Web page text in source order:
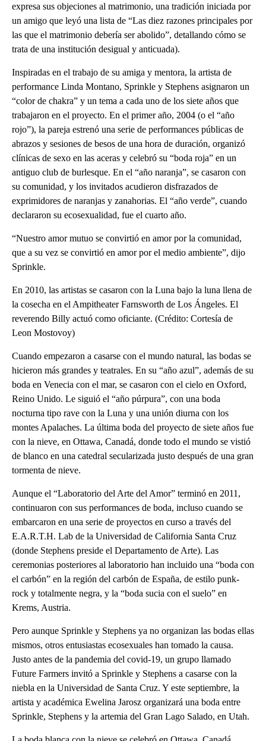
expresa sus objeciones al matrimonio, una tradición iniciada por
un amigo que leyó una lista de “Las diez razones principales por
las que el matrimonio debería ser abolido”, detallando cómo se
trata de una institución desigual y anticuada).
Inspiradas en el trabajo de su amiga y mentora, la artista de
performance Linda Montano, Sprinkle y Stephens asignaron un
“color de chakra” y un tema a cada uno de los siete años que
trabajaron en el proyecto. En el primer año, 2004 (o el “año
rojo”), la pareja estrenó una serie de performances públicas de
abrazos y sesiones de besos de una hora de duración, organizó
clínicas de sexo en las aceras y celebró su “boda roja” en un
antiguo club de burlesque. En el “año naranja”, se casaron con
su comunidad, y los invitados acudieron disfrazados de
exprimidores de naranjas y zanahorias. El “año verde”, cuando
declararon su ecosexualidad, fue el cuarto año.
“Nuestro amor mutuo se convirtió en amor por la comunidad,
que a su vez se convirtió en amor por el medio ambiente”, dijo
Sprinkle.
En 2010, las artistas se casaron con la Luna bajo la luna llena de
la cosecha en el Ampitheater Farnsworth de Los Ángeles. El
reverendo Billy actuó como oficiante. (Crédito: Cortesía de
Leon Mostovoy)
Cuando empezaron a casarse con el mundo natural, las bodas se
hicieron más grandes y teatrales. En su “año azul”, además de su
boda en Venecia con el mar, se casaron con el cielo en Oxford,
Reino Unido. Le siguió el “año púrpura”, con una boda
nocturna tipo rave con la Luna y una unión diurna con los
montes Apalaches. La última boda del proyecto de siete años fue
con la nieve, en Ottawa, Canadá, donde todo el mundo se vistió
de blanco en una catedral secularizada justo después de una gran
tormenta de nieve.
Aunque el “Laboratorio del Arte del Amor” terminó en 2011,
continuaron con sus performances de boda, incluso cuando se
embarcaron en una serie de proyectos en curso a través del
E.A.R.T.H. Lab de la Universidad de California Santa Cruz
(donde Stephens preside el Departamento de Arte). Las
ceremonias posteriores al laboratorio han incluido una “boda con
el carbón” en la región del carbón de España, de estilo punk-
rock y totalmente negra, y la “boda sucia con el suelo” en
Krems, Austria.
Pero aunque Sprinkle y Stephens ya no organizan las bodas ellas
mismos, otros entusiastas ecosexuales han tomado la causa.
Justo antes de la pandemia del covid-19, un grupo llamado
Future Farmers invitó a Sprinkle y Stephens a casarse con la
niebla en la Universidad de Santa Cruz. Y este septiembre, la
artista y académica Ewelina Jarosz organizará una boda entre
Sprinkle, Stephens y la artemia del Gran Lago Salado, en Utah.